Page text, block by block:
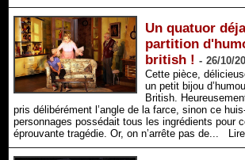
Un quatuor
partition
british ! - 26/10/
Cette pièce,
un petit bijou
British.
pris délibérément l’angle de la farce, sinon ce
personnages possédait tous les ingrédients pour
éprouvante tragédie. Or, on n’arrête pas de...